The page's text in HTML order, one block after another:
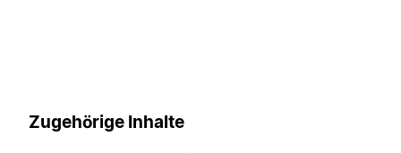
Zugehörige Inhalte